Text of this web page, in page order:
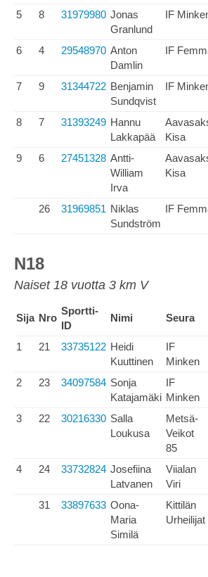
5
8 31979980 Jonas
Granlund
IF
6 4 29548970 Anton
Damlin
IF
7 9 31344722 Benjamin
Sundqvist
IF
8 7 31393249 Hannu
Lakkapää
Kisa
9 6 27451328 Antti-
William
Irva
Kisa
26 31969851 Niklas
Sundström
IF
N18
Naiset 18 vuotta 3 km V
Sija Nro
Sportti-
ID
Nimi Seura
1 21 33735122 Heidi
Kuuttinen
IF
Minken
2 23 34097584 Sonja
Katajamäki
IF
Minken
3 22 30216330 Salla
Loukusa
Metsä-
Veikot
85
4 24 33732824 Josefiina
Latvanen
Viialan
Viri
31 33897633 Oona-
Maria
Similä
Kittilän
Urheilijat